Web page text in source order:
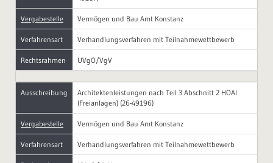
Vergabestelle Vermögen und Bau Amt Konstanz
Verfahrensart Verhandlungsverfahren mit Teilnahmewettbewerb
Rechtsrahmen UVgO/VgV
Ausschreibung
Architektenleistungen nach Teil 3 Abschnitt 2 HOAI
(Freianlagen) (26-49196)
Vergabestelle Vermögen und Bau Amt Konstanz
Verfahrensart Verhandlungsverfahren mit Teilnahmewettbewerb